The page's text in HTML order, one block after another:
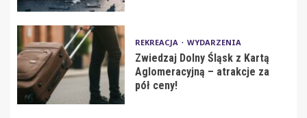
REKREACJA WYDARZENIA
Zwiedzaj Dolny Śląsk z Kartą
Aglomeracyjną – atrakcje za
pół ceny!